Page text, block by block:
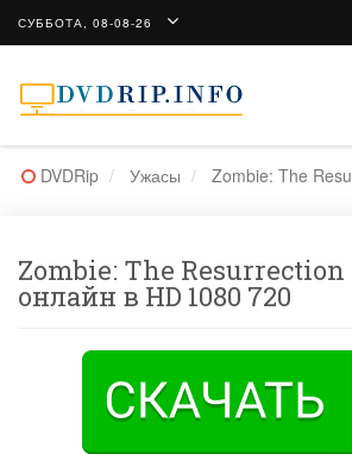
СУББОТА, 08-08-26
DVDRip Ужасы Zombie: The
Zombie: The Resurrection
онлайн в HD 1080 720